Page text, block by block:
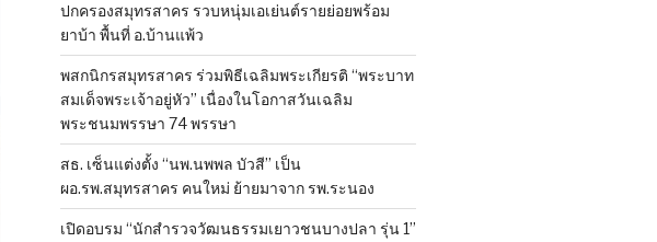
ปกครองสมุทรสาคร รวบหนุ่มเอเย่นต์รายย่อยพร้อม
ยาบ้า พื้นที่ อ.บ้านแพ้ว
พสกนิกรสมุทรสาคร ร่วมพิธีเฉลิมพระเกียรติ “พระบาท
สมเด็จพระเจ้าอยู่หัว” เนื่องในโอกาสวันเฉลิม
พระชนมพรรษา 74 พรรษา
สธ. เซ็นแต่งตั้ง “นพ.นพพล บัวสี” เป็น
ผอ.รพ.สมุทรสาคร คนใหม่ ย้ายมาจาก รพ.ระนอง
เปิดอบรม “นักสำรวจวัฒนธรรมเยาวชนบางปลา รุ่น 1”